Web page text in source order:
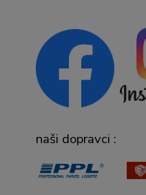
naši dopravci :